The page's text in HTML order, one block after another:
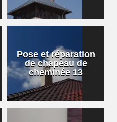
Pose et réparation
de chapeau de
cheminée 13